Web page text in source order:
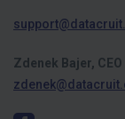
Zdenek Bajer, CEO